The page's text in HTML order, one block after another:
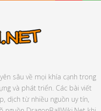
sâu về mọi khía cạnh trong
và phát triển. Các bài viết
dịch từ nhiều nguồn uy tín,